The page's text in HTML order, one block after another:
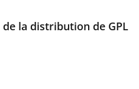
la distribution de GPL